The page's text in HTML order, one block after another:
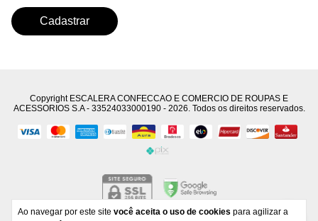
Ao navegar por este site você aceita o uso de cookies para agilizar a
Copyright ESCALERA CONFECCAO E COMERCIO DE ROUPAS E
ACESSORIOS S.A - 33524033000190 - 2026. Todos os direitos reservados.